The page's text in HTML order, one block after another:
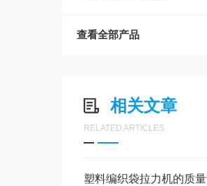
查看全部产品
相关文章
RELATED ARTICLES
塑料编织袋拉力机的质